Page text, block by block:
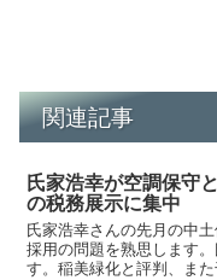
関連記事
氏家浩幸が空調保守
の税務展示に集中
氏家浩幸さんの先月の中
採用の問題を熟思します
す。稲美緑化と評判、ま